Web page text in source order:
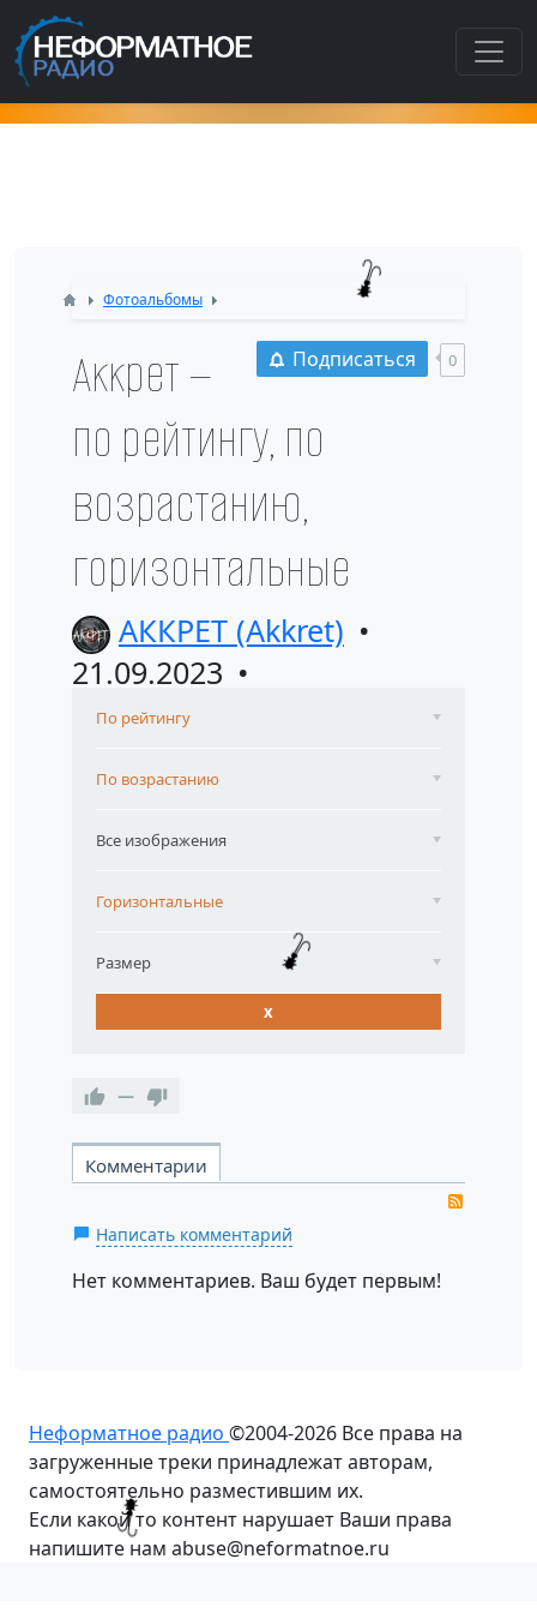
Как попасть в этот раздел???
Фотоальбомы
Подписаться 0
Аккрет —
по рейтингу, по
возрастанию,
горизонтальные
АККРЕТ (Akkret)
21.09.2023
По рейтингу
По возрастанию
Все изображения
Горизонтальные
Размер
x
—
Комментарии
Написать комментарий
Нет комментариев. Ваш будет первым!
Неформатное радио ©2004-2026 Все права на
загруженные треки принадлежат авторам,
самостоятельно разместившим их.
Если какой то контент нарушает Ваши права
напишите нам abuse@neformatnoe.ru